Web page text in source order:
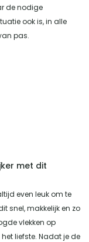
de nodige
ook is, in alle
pas.
met dit
even leuk om te
snel, makkelijk en zo
vlekken op
liefste. Nadat je de